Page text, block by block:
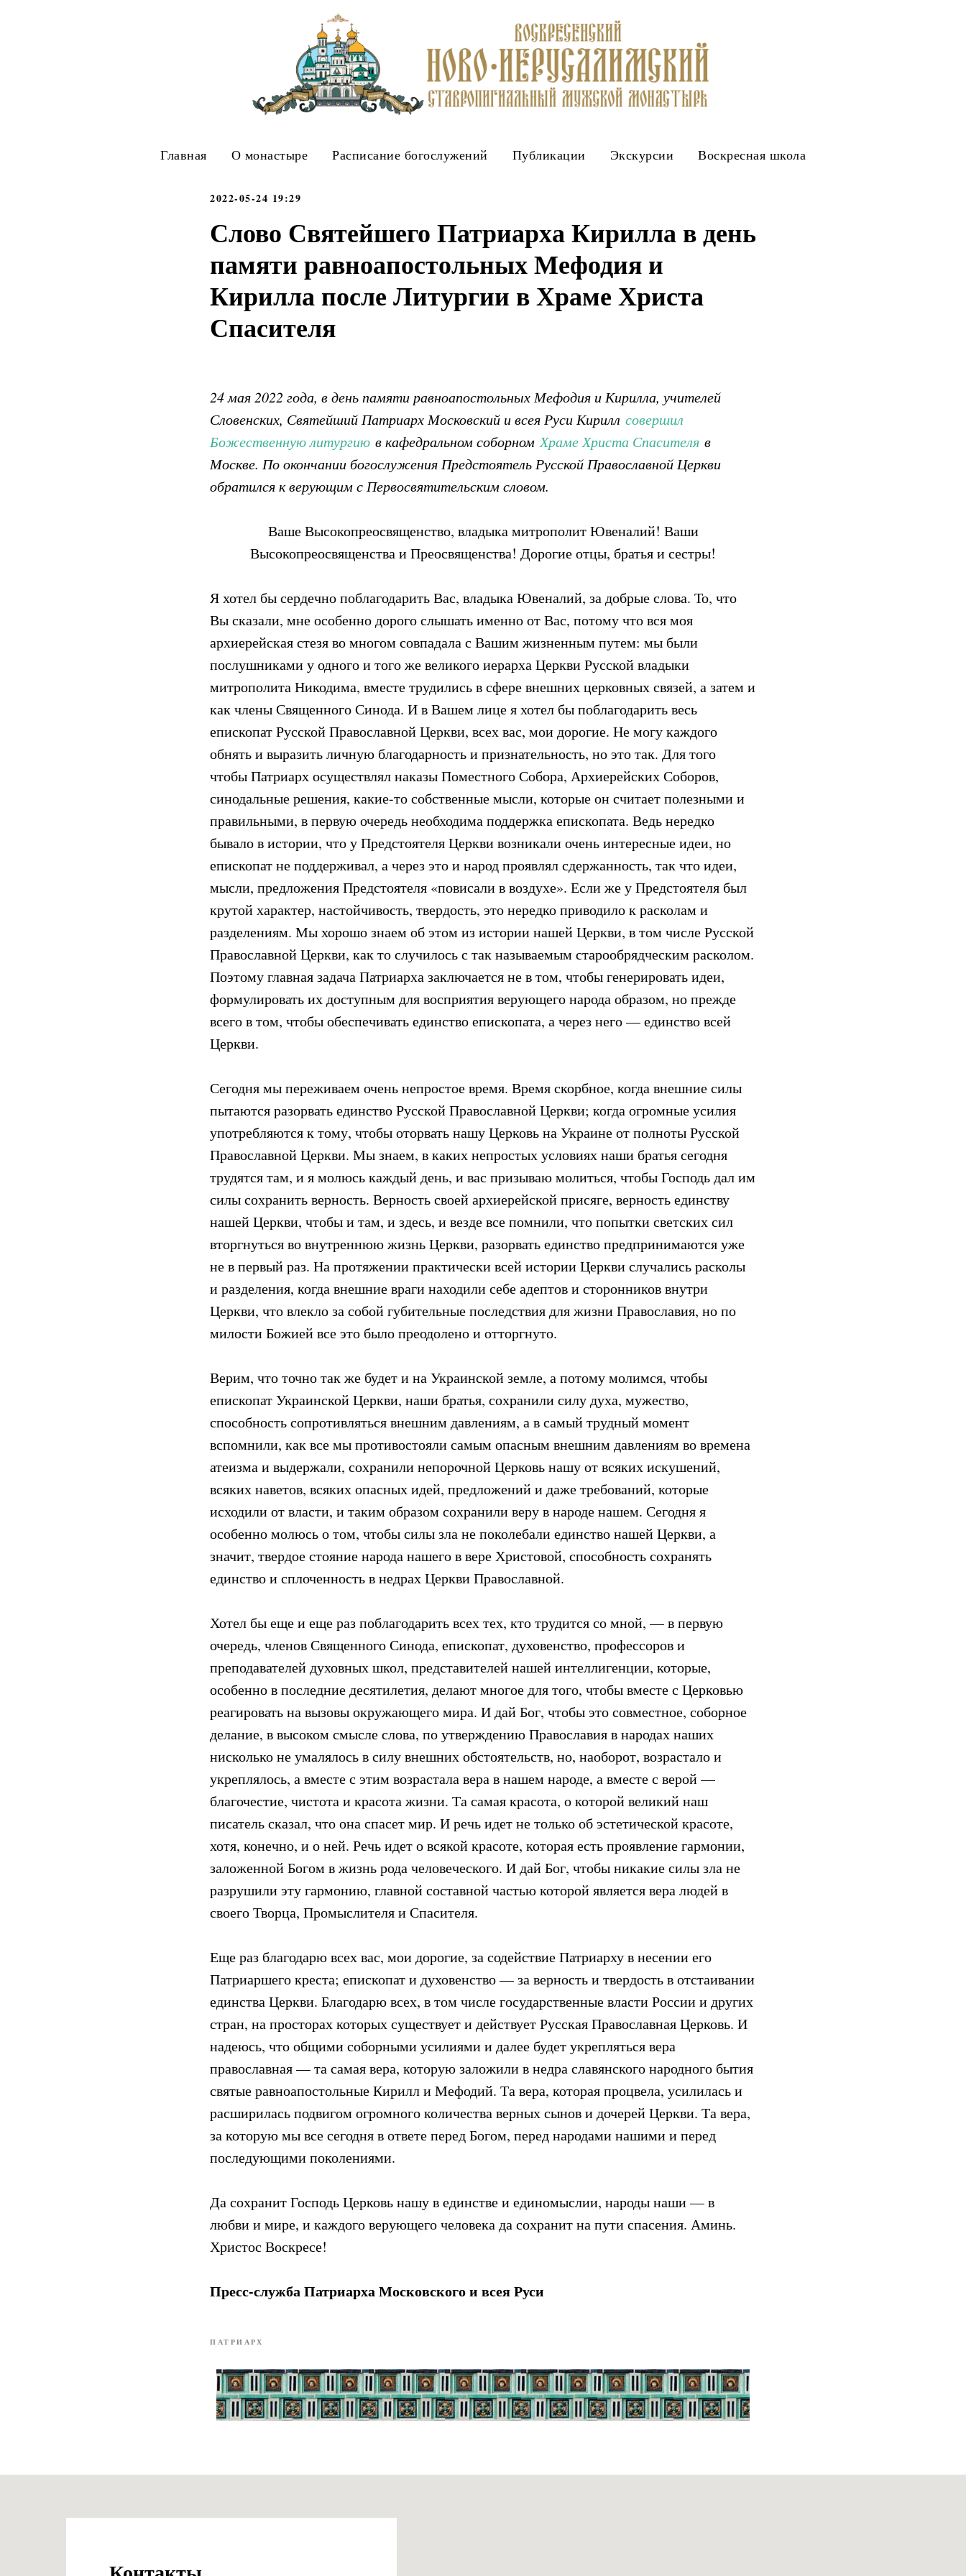
Главная О монастыре Расписание богослужений Публикации Экскурсии Воскресная школа
2022-05-24 19:29
Слово Святейшего Патриарха Кирилла в день
памяти равноапостольных Мефодия и
Кирилла после Литургии в Храме Христа
Спасителя
24 мая 2022 года, в день памяти равноапостольных Мефодия и Кирилла, учителей
Словенских, Святейший Патриарх Московский и всея Руси Кирилл совершил
Божественную литургию в кафедральном соборном Храме Христа Спасителя в
Москве. По окончании богослужения Предстоятель Русской Православной Церкви
обратился к верующим с Первосвятительским словом.
Ваше Высокопреосвященство, владыка митрополит Ювеналий! Ваши
Высокопреосвященства и Преосвященства! Дорогие отцы, братья и сестры!
Я хотел бы сердечно поблагодарить Вас, владыка Ювеналий, за добрые слова. То, что
Вы сказали, мне особенно дорого слышать именно от Вас, потому что вся моя
архиерейская стезя во многом совпадала с Вашим жизненным путем: мы были
послушниками у одного и того же великого иерарха Церкви Русской владыки
митрополита Никодима, вместе трудились в сфере внешних церковных связей, а затем и
как члены Священного Синода. И в Вашем лице я хотел бы поблагодарить весь
епископат Русской Православной Церкви, всех вас, мои дорогие. Не могу каждого
обнять и выразить личную благодарность и признательность, но это так. Для того
чтобы Патриарх осуществлял наказы Поместного Собора, Архиерейских Соборов,
синодальные решения, какие-то собственные мысли, которые он считает полезными и
правильными, в первую очередь необходима поддержка епископата. Ведь нередко
бывало в истории, что у Предстоятеля Церкви возникали очень интересные идеи, но
епископат не поддерживал, а через это и народ проявлял сдержанность, так что идеи,
мысли, предложения Предстоятеля «повисали в воздухе». Если же у Предстоятеля был
крутой характер, настойчивость, твердость, это нередко приводило к расколам и
разделениям. Мы хорошо знаем об этом из истории нашей Церкви, в том числе Русской
Православной Церкви, как то случилось с так называемым старообрядческим расколом.
Поэтому главная задача Патриарха заключается не в том, чтобы генерировать идеи,
формулировать их доступным для восприятия верующего народа образом, но прежде
всего в том, чтобы обеспечивать единство епископата, а через него — единство всей
Церкви.
Сегодня мы переживаем очень непростое время. Время скорбное, когда внешние силы
пытаются разорвать единство Русской Православной Церкви; когда огромные усилия
употребляются к тому, чтобы оторвать нашу Церковь на Украине от полноты Русской
Православной Церкви. Мы знаем, в каких непростых условиях наши братья сегодня
трудятся там, и я молюсь каждый день, и вас призываю молиться, чтобы Господь дал им
силы сохранить верность. Верность своей архиерейской присяге, верность единству
нашей Церкви, чтобы и там, и здесь, и везде все помнили, что попытки светских сил
вторгнуться во внутреннюю жизнь Церкви, разорвать единство предпринимаются уже
не в первый раз. На протяжении практически всей истории Церкви случались расколы
и разделения, когда внешние враги находили себе адептов и сторонников внутри
Церкви, что влекло за собой губительные последствия для жизни Православия, но по
милости Божией все это было преодолено и отторгнуто.
Верим, что точно так же будет и на Украинской земле, а потому молимся, чтобы
епископат Украинской Церкви, наши братья, сохранили силу духа, мужество,
способность сопротивляться внешним давлениям, а в самый трудный момент
вспомнили, как все мы противостояли самым опасным внешним давлениям во времена
атеизма и выдержали, сохранили непорочной Церковь нашу от всяких искушений,
всяких наветов, всяких опасных идей, предложений и даже требований, которые
исходили от власти, и таким образом сохранили веру в народе нашем. Сегодня я
особенно молюсь о том, чтобы силы зла не поколебали единство нашей Церкви, а
значит, твердое стояние народа нашего в вере Христовой, способность сохранять
единство и сплоченность в недрах Церкви Православной.
Хотел бы еще и еще раз поблагодарить всех тех, кто трудится со мной, — в первую
очередь, членов Священного Синода, епископат, духовенство, профессоров и
преподавателей духовных школ, представителей нашей интеллигенции, которые,
особенно в последние десятилетия, делают многое для того, чтобы вместе с Церковью
реагировать на вызовы окружающего мира. И дай Бог, чтобы это совместное, соборное
делание, в высоком смысле слова, по утверждению Православия в народах наших
нисколько не умалялось в силу внешних обстоятельств, но, наоборот, возрастало и
укреплялось, а вместе с этим возрастала вера в нашем народе, а вместе с верой —
благочестие, чистота и красота жизни. Та самая красота, о которой великий наш
писатель сказал, что она спасет мир. И речь идет не только об эстетической красоте,
хотя, конечно, и о ней. Речь идет о всякой красоте, которая есть проявление гармонии,
заложенной Богом в жизнь рода человеческого. И дай Бог, чтобы никакие силы зла не
разрушили эту гармонию, главной составной частью которой является вера людей в
своего Творца, Промыслителя и Спасителя.
Еще раз благодарю всех вас, мои дорогие, за содействие Патриарху в несении его
Патриаршего креста; епископат и духовенство — за верность и твердость в отстаивании
единства Церкви. Благодарю всех, в том числе государственные власти России и других
стран, на просторах которых существует и действует Русская Православная Церковь. И
надеюсь, что общими соборными усилиями и далее будет укрепляться вера
православная — та самая вера, которую заложили в недра славянского народного бытия
святые равноапостольные Кирилл и Мефодий. Та вера, которая процвела, усилилась и
расширилась подвигом огромного количества верных сынов и дочерей Церкви. Та вера,
за которую мы все сегодня в ответе перед Богом, перед народами нашими и перед
последующими поколениями.
Да сохранит Господь Церковь нашу в единстве и единомыслии, народы наши — в
любви и мире, и каждого верующего человека да сохранит на пути спасения. Аминь.
Христос Воскресе!
Пресс-служба Патриарха Московского и всея Руси
ПАТРИАРХ